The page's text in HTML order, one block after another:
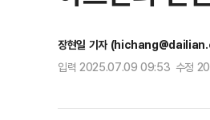
장현일 기자
입력 2025.07.09 09:53 수정